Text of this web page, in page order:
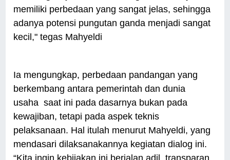
memiliki perbedaan yang sangat jelas, sehingga
adanya potensi pungutan ganda menjadi sangat
kecil," tegas Mahyeldi
Ia mengungkap, perbedaan pandangan yang
berkembang antara pemerintah dan dunia
usaha saat ini pada dasarnya bukan pada
kewajiban, tetapi pada aspek teknis
pelaksanaan. Hal itulah menurut Mahyeldi, yang
mendasari dilaksanakannya kegiatan dialog ini.